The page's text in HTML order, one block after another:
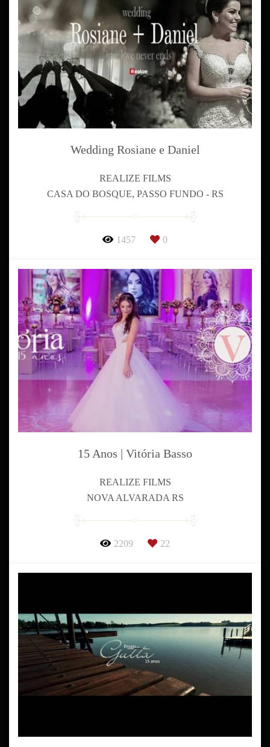
Wedding Rosiane e Daniel
REALIZE FILMS
CASA DO BOSQUE, PASSO FUNDO - RS
1457 0
15 Anos | Vitória Basso
REALIZE FILMS
NOVA ALVARADA RS
2209 22